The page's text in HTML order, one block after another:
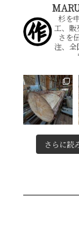
杉を
工、販
さを
注、全
さらに読